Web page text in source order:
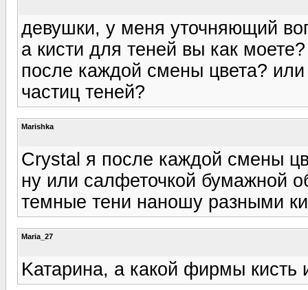
девушки, у меня уточняющий
а кисти для теней вы как
после каждой смены цвета?
частиц теней?
Marishka
Crystal я после каждой смены
ну или салфеточкой бумажной
темные тени наношу разными
Maria_27
Kатарина, а какой фирмы кисть